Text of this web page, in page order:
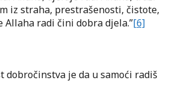
iz straha, prestrašenosti, čistote,
radi čini dobra djela.”[6]
dobročinstva je da u samoći radiš